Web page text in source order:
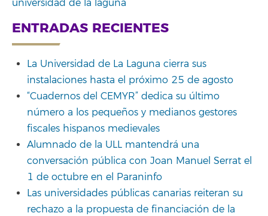
universidad de la laguna
ENTRADAS RECIENTES
La Universidad de La Laguna cierra sus
instalaciones hasta el próximo 25 de agosto
“Cuadernos del CEMYR” dedica su último
número a los pequeños y medianos gestores
fiscales hispanos medievales
Alumnado de la ULL mantendrá una
conversación pública con Joan Manuel Serrat el
1 de octubre en el Paraninfo
Las universidades públicas canarias reiteran su
rechazo a la propuesta de financiación de la